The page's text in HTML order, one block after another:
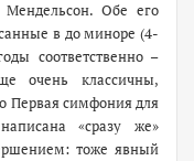
Мендельсон. Обе его
в до миноре (4-
соответственно –
очень классичны,
Первая симфония для
«сразу же»
тоже явный